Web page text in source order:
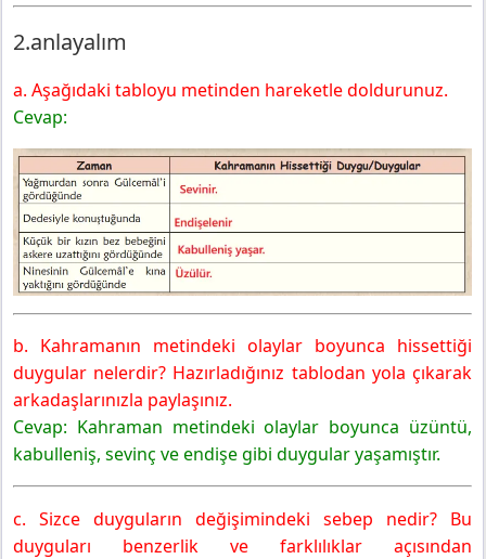
2.anlayalım
a. Aşağıdaki tabloyu metinden hareketle doldurunuz.
Cevap:
b. Kahramanın metindeki olaylar boyunca hissettiği
duygular nelerdir? Hazırladığınız tablodan yola çıkarak
arkadaşlarınızla paylaşınız.
Cevap: Kahraman metindeki olaylar boyunca üzüntü,
kabulleniş, sevinç ve endişe gibi duygular yaşamıştır.
c. Sizce duyguların değişimindeki sebep nedir? Bu
duyguları benzerlik ve farklılıklar açısından